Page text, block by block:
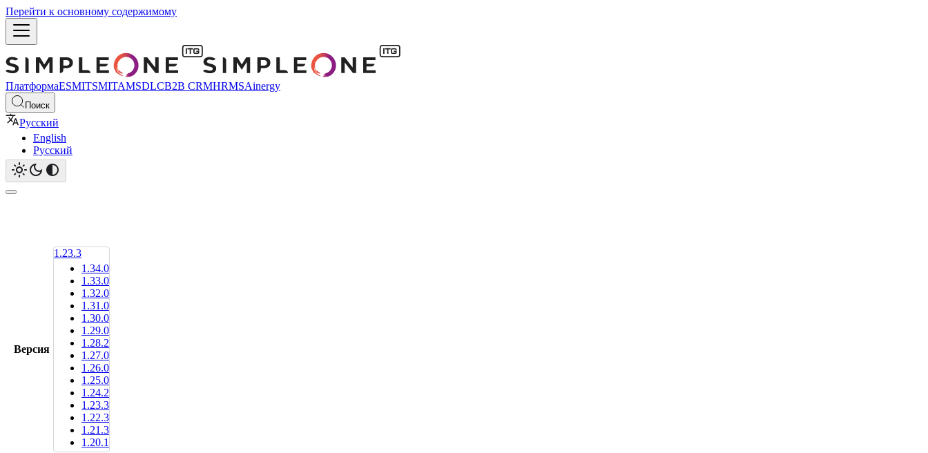
Перейти к основному содержимому
ПлатформаESMITSMITAMSDLCB2B CRMHRMSAinergy
Поиск
Русский
English
Русский
Версия
1.23.3
1.34.0
1.33.0
1.32.0
1.31.0
1.30.0
1.29.0
1.28.2
1.27.0
1.26.0
1.25.0
1.24.2
1.23.3
1.22.3
1.21.3
1.20.1